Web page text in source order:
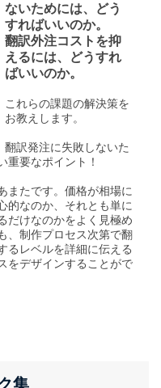
ないためには、どう
すればいいのか。
翻訳外注コストを抑
えるには、どうすれ
ばいいのか。
これらの課題の解決策を
お教えします。
翻訳発注に失敗しないた
重要なポイント！
またです。価格が相場に
的なのか、それとも単に
だけなのかをよく見極め
、制作プロセス次第で翻
るレベルを詳細に伝える
をデザインすることがで
集